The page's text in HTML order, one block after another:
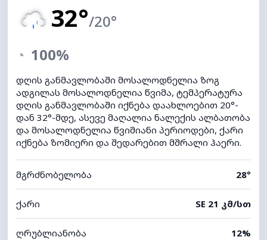
32°/20°
◔ 100%
დღის განმავლობაში მოსალოდნელია ზოგ
ადგილას მოსალოდნელია წვიმა, ტემპერატურა
დღის განმავლობაში იქნება დაახლოებით 20°-
დან 32°-მდე, ასევე მაღალია ნალექის ალბათობა
და მოსალოდნელია წვიმიანი პერიოდები, ქარი
იქნება ზომიერი და შედარებით მშრალი ჰაერი.
მგრძნობელობა 28°
ქარი SE 21 კმ/სთ
ღრუბლიანობა 12%